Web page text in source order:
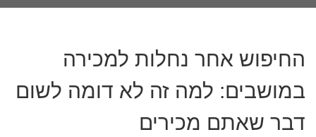
החיפוש אחר נחלות למכירה
במושבים: למה זה לא דומה לשום
דבר שאתם מכירים